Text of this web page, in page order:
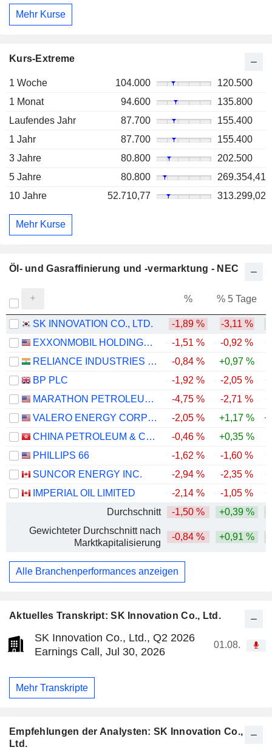
Aktuelles Transkript: SK Innovation Co., Ltd.
SK Innovation Co., Ltd., Q2 2026
Earnings Call, Jul 30, 2026
01.08.
Mehr Transkripte
Empfehlungen der Analysten: SK Innovation Co.,
Ltd.
Mehr Kurse
Kurs-Extreme
1 Woche 104.000
120.500
1 Monat
94.600
135.800
Laufendes Jahr
87.700
155.400
1 Jahr
87.700
155.400
3 Jahre
80.800
202.500
5 Jahre
80.800
269.354,41
10 Jahre
52.710,77 313.299,02
Mehr Kurse
Öl- und Gasraffinierung und -vermarktung - NEC
% % 5 Tage
SK INNOVATION CO., LTD. -1,89 % -3,11 %
EXXONMOBIL HOLDINGS CORPORATION
-1,51 % -0,92 %
RELIANCE INDUSTRIES LTD
-0,84 % +0,97 %
BP PLC
-1,92 % -2,05 %
MARATHON PETROLEUM CORPORATION
-4,75 % -2,71 %
VALERO ENERGY CORPORATION
-2,05 % +1,17 %
CHINA PETROLEUM & CHEMICAL CORPORATION
-0,46 % +0,35 %
PHILLIPS 66
-1,62 % -1,60 %
SUNCOR ENERGY INC.
-2,94 % -2,35 %
IMPERIAL OIL LIMITED
-2,14 % -1,05 %
Durchschnitt
-1,50 % +0,39 %
Gewichteter Durchschnitt nach
Marktkapitalisierung
-0,84 % +0,91 %
Alle Branchenperformances anzeigen